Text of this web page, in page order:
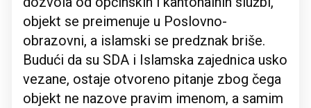
objekt se preimenuje u Poslovno-
obrazovni, a islamski se predznak briše.
Budući da su SDA i Islamska zajednica usko
vezane, ostaje otvoreno pitanje zbog čega
objekt ne nazove pravim imenom, a samim